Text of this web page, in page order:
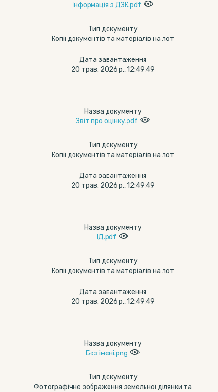
Інформація з ДЗК.pdf
Тип документу
Копії документів та матеріалів на лот
Дата завантаження
20 трав. 2026 р., 12:49:49
Назва документу
Звіт про оцінку.pdf
Тип документу
Копії документів та матеріалів на лот
Дата завантаження
20 трав. 2026 р., 12:49:49
Назва документу
ІД.pdf
Тип документу
Копії документів та матеріалів на лот
Дата завантаження
20 трав. 2026 р., 12:49:49
Назва документу
Без імені.png
Тип документу
Фотографічне зображення земельної ділянки та